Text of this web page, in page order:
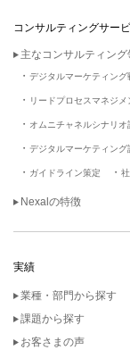
コンサルティングサー
主なコンサルティング
デジタルマーケティング
リードプロセスマネジメ
オムニチャネルシナリオ
デジタルマーケティング
ガイドライン策定
Nexalの特徴
実績
業種・部門から探す
課題から探す
お客さまの声